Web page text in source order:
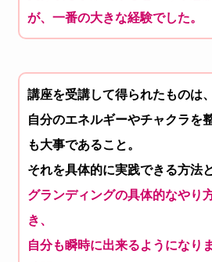
が、一番の大きな経験でした。
講座を受講して得られたものは、
自分のエネルギーやチャクラを
も大事であること。
それを具体的に実践できる方法
グランディングの具体的なやり
き、
自分も瞬時に出来るようになり